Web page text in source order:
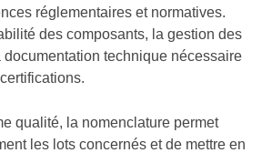
réglementaires et normatives.
des composants, la gestion des
documentation technique nécessaire
qualité, la nomenclature permet
les lots concernés et de mettre en